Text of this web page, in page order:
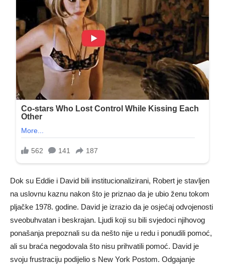
Dok su Eddie i David bili institucionalizirani, Robert je stavljen
na uslovnu kaznu nakon što je priznao da je ubio ženu tokom
pljačke 1978. godine. David je izrazio da je osjećaj odvojenosti
sveobuhvatan i beskrajan. Ljudi koji su bili svjedoci njihovog
ponašanja prepoznali su da nešto nije u redu i ponudili pomoć,
ali su braća negodovala što nisu prihvatili pomoć. David je
svoju frustraciju podijelio s New York Postom. Odgajanje